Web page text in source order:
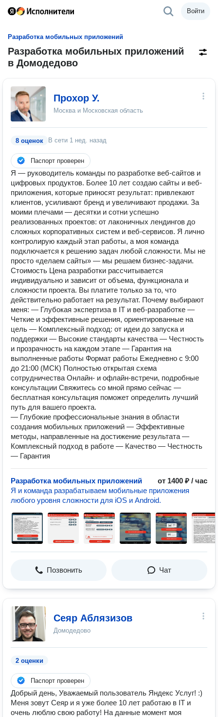
Войти
Разработка мобильных приложений
Разработка мобильных приложений
в Домодедово
Прохор У.
Москва и Московская область
8 оценок В сети 1 нед. назад
Паспорт проверен
Я — руководитель команды по разработке веб-сайтов и
цифровых продуктов. Более 10 лет создаю сайты и веб-
приложения, которые приносят результат: привлекают
клиентов, усиливают бренд и увеличивают продажи. За
моими плечами — десятки и сотни успешно
реализованных проектов: от лаконичных лендингов до
сложных корпоративных систем и веб-сервисов. Я лично
контролирую каждый этап работы, а моя команда
подключается к решению задач любой сложности. Мы не
просто «делаем сайты» — мы решаем бизнес-задачи.
Стоимость Цена разработки рассчитывается
индивидуально и зависит от объема, функционала и
сложности проекта. Вы платите только за то, что
действительно работает на результат. Почему выбирают
меня: — Глубокая экспертиза в IT и веб-разработке —
Четкие и эффективные решения, ориентированные на
цель — Комплексный подход: от идеи до запуска и
поддержки — Высокие стандарты качества — Честность
и прозрачность на каждом этапе — Гарантия на
выполненные работы Формат работы Ежедневно с 9:00
до 21:00 (МСК) Полностью открытая схема
сотрудничества Онлайн- и офлайн-встречи, подробные
консультации Свяжитесь со мной прямо сейчас —
бесплатная консультация поможет определить лучший
путь для вашего проекта.
— Глубокие профессиональные знания в области
создания мобильных приложений — Эффективные
методы, направленные на достижение результата —
Комплексный подход в работе — Качество — Честность
— Гарантия
Разработка мобильных приложений
от 1400 ₽ / час
Я и команда разрабатываем мобильные приложения
любого уровня сложности для iOS и Android.
Позвонить Чат
Сеяр Аблязизов
Домодедово
2 оценки
Паспорт проверен
Добрый день, Уважаемый пользователь Яндекс Услуг! :)
Меня зовут Сеяр и я уже более 10 лет работаю в IT и
очень люблю свою работу! На данные момент моя